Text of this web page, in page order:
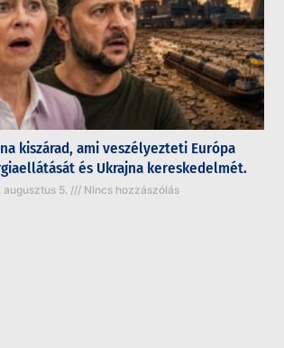
kiszárad, ami veszélyezteti Európa
és Ukrajna kereskedelmét.
augusztus 5. Nincs hozzászólás